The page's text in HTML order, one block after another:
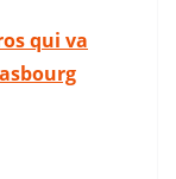
qui va